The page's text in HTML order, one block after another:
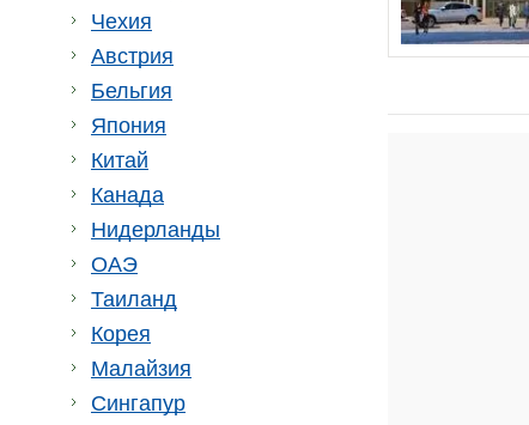
Чехия
Австрия
Бельгия
Япония
Китай
Канада
Нидерланды
ОАЭ
Таиланд
Корея
Малайзия
Сингапур